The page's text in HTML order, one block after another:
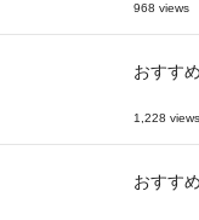
968 views
おすす
1,228 views
おすす